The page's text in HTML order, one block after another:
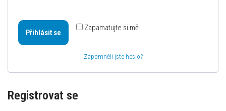
Zapamatujte si mě
Přihlásit se
Zapomněli jste heslo?
Registrovat se